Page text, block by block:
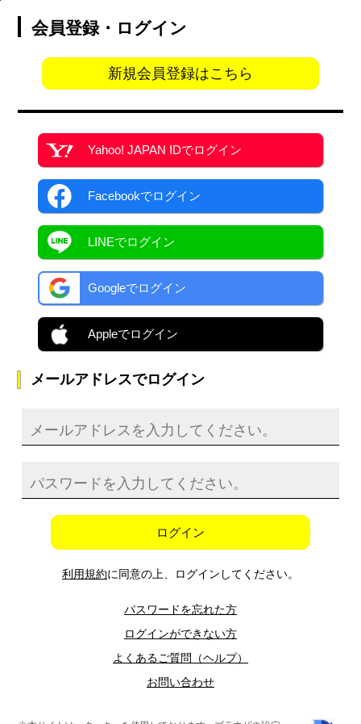
会員登録・ログイン
新規会員登録はこちら
Yahoo! JAPAN IDでログイン
Facebookでログイン
LINEでログイン
Googleでログイン
Appleでログイン
メールアドレスでログイン
ログイン
利用規約に同意の上、ログインしてください。
パスワードを忘れた方
ログインができない方
よくあるご質問（ヘルプ）
お問い合わせ